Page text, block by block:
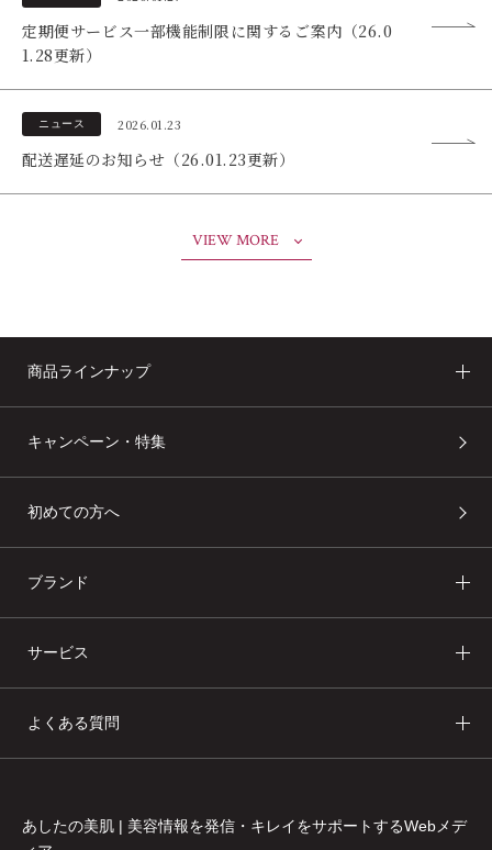
定期便サービス一部機能制限に関するご案内（26.0
1.28更新）
ニュース 2026.01.23
配送遅延のお知らせ（26.01.23更新）
VIEW MORE
商品ラインナップ
キャンペーン・特集
初めての方へ
ブランド
サービス
よくある質問
あしたの美肌 | 美容情報を発信・キレイをサポートするWebメデ